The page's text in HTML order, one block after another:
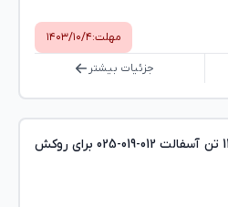
مهلت:۱۴۰۳/۱۰/۴
جزئیات بیشتر
مناقصه پخت 11476 تن آسفالت 012-019-025 برای روکش